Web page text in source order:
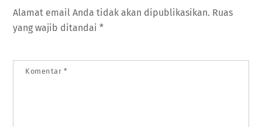
Alamat email Anda tidak akan dipublikasikan. Ruas
yang wajib ditandai*
Komentar*